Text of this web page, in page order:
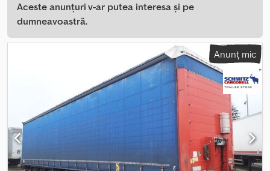
Aceste anunțuri v-ar putea interesa și pe
dumneavoastră.
Anunț mic